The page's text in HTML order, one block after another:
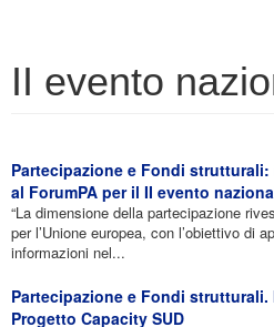
II evento
Partecipazione e Fondi
al ForumPA per il II evento
“La dimensione della partecipazione
per l’Unione europea, con l’obiettivo di
informazioni nel...
Partecipazione e Fondi
Progetto Capacity SUD